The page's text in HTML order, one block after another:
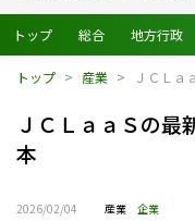
トップ 総合 地方行政
トップ 産業 ＪＣＬａ
ＪＣＬａａＳの
本
2026/02/04 産業 企業